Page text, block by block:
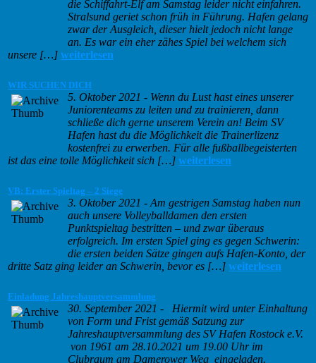
die Schiffahrt-Elf am Samstag leider nicht einfahren.
Stralsund geriet schon früh in Führung. Hafen gelang
zwar der Ausgleich, dieser hielt jedoch nicht lange
an. Es war ein eher zähes Spiel bei welchem sich
unsere […] weiterlesen
WIR SUCHEN DICH
5. Oktober 2021 - Wenn du Lust hast eines unserer
Juniorenteams zu leiten und zu trainieren, dann
schließe dich gerne unserem Verein an! Beim SV
Hafen hast du die Möglichkeit die Trainerlizenz
kostenfrei zu erwerben. Für alle fußballbegeisterten
ist das eine tolle Möglichkeit sich […] weiterlesen
VB: Erster Spieltag – 2 Siege
3. Oktober 2021 - Am gestrigen Samstag haben nun
auch unsere Volleyballdamen den ersten
Punktspieltag bestritten – und zwar überaus
erfolgreich. Im ersten Spiel ging es gegen Schwerin:
die ersten beiden Sätze gingen aufs Hafen-Konto, der
dritte Satz ging leider an Schwerin, bevor es […] weiterlesen
Einladung Jahreshauptversammlung
30. September 2021 -
Hiermit wird unter Einhaltung
von Form und Frist gemäß Satzung zur
Jahreshauptversammlung des SV Hafen Rostock e.V.
von 1961 am 28.10.2021 um 19.00 Uhr im
Clubraum am Damerower Weg eingeladen.